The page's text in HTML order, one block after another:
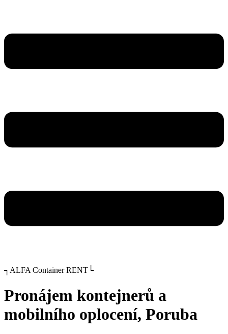
┐ALFA Container RENT└
Pronájem kontejnerů a
mobilního oplocení, Poruba